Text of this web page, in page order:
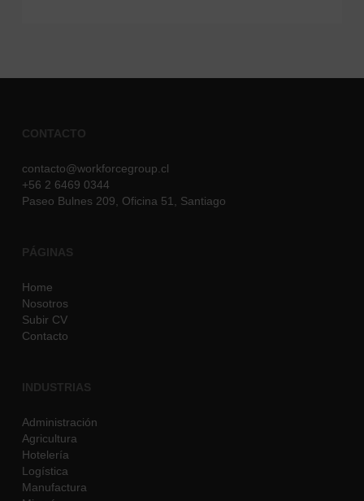
28
CONTACTO
contacto@workforcegroup.cl
+56 2 6469 0344
Paseo Bulnes 209, Oficina 51, Santiago
PÁGINAS
Home
Nosotros
Subir CV
Contacto
INDUSTRIAS
Administración
Agricultura
Hotelería
Logística
Manufactura